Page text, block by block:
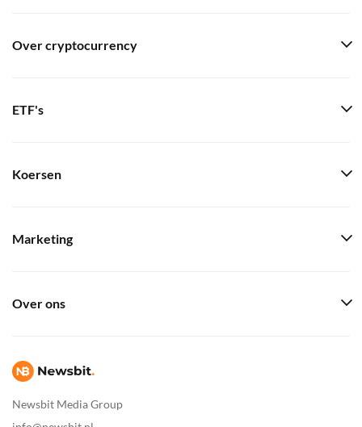
Newsbit Media Group
Over cryptocurrency
ETF's
Koersen
Marketing
Over ons